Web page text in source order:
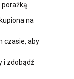
na
czasie, aby
i zdobądź